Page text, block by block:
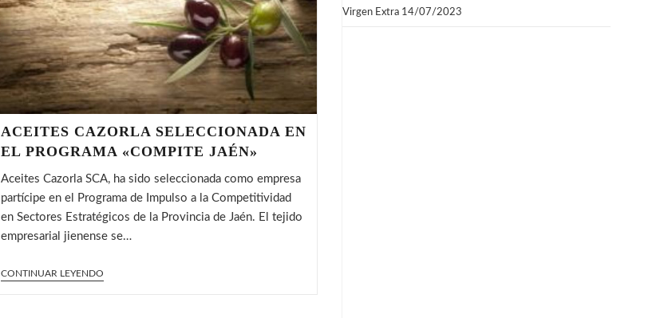
ACEITES CAZORLA SELECCIONADA EN
EL PROGRAMA «COMPITE JAÉN»
Aceites Cazorla SCA, ha sido seleccionada como empresa
partícipe en el Programa de Impulso a la Competitividad
en Sectores Estratégicos de la Provincia de Jaén. El tejido
empresarial jienense se…
CONTINUAR LEYENDO
Virgen Extra 14/07/2023